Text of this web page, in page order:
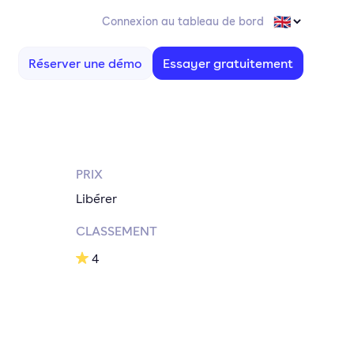
Connexion au tableau de bord
Réserver une démo Essayer gratuitement
PRIX
Libérer
CLASSEMENT
4